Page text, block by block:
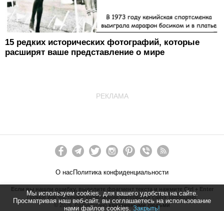
Мы используем cookies, для вашего удобства на сайте.
Просматривая наш веб-сайт, вы соглашаетесь на использование
нами файлов cookies. Закрыть!
15 редких исторических фотографий, которые
расширят ваше представление о мире
РЕКЛАМА
О нас Политика конфиденциальности
Если вы нашли ошибку, выделите фрагмент текста и нажмите Ctrl + Enter
Полное или частичное копирование материалов сайта запрещено.
©2026 . Разработанокреативными людьми